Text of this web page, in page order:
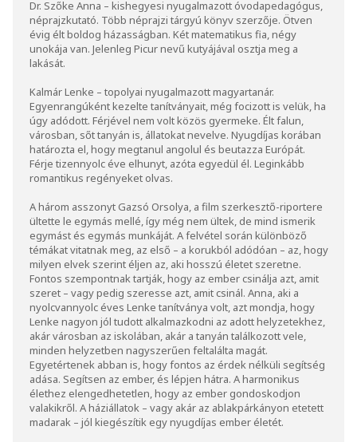
Dr. Szőke Anna – kishegyesi nyugalmazott óvodapedagógus,
néprajzkutató. Több néprajzi tárgyú könyv szerzője. Ötven
évig élt boldog házasságban. Két matematikus fia, négy
unokája van. Jelenleg Picur nevű kutyájával osztja meg a
lakását.
Kalmár Lenke – topolyai nyugalmazott magyartanár.
Egyenrangúként kezelte tanítványait, még focizott is velük, ha
úgy adódott. Férjével nem volt közös gyermeke. Élt falun,
városban, sőt tanyán is, állatokat nevelve. Nyugdíjas korában
határozta el, hogy megtanul angolul és beutazza Európát.
Férje tizennyolc éve elhunyt, azóta egyedül él. Leginkább
romantikus regényeket olvas.
A három asszonyt Gazsó Orsolya, a film szerkesztő-riportere
ültette le egymás mellé, így még nem ültek, de mind ismerik
egymást és egymás munkáját. A felvétel során különböző
témákat vitatnak meg, az első – a korukból adódóan – az, hogy
milyen elvek szerint éljen az, aki hosszú életet szeretne.
Fontos szempontnak tartják, hogy az ember csinálja azt, amit
szeret – vagy pedig szeresse azt, amit csinál. Anna, aki a
nyolcvannyolc éves Lenke tanítványa volt, azt mondja, hogy
Lenke nagyon jól tudott alkalmazkodni az adott helyzetekhez,
akár városban az iskolában, akár a tanyán találkozott vele,
minden helyzetben nagyszerűen feltalálta magát.
Egyetértenek abban is, hogy fontos az érdek nélküli segítség
adása. Segítsen az ember, és lépjen hátra. A harmonikus
élethez elengedhetetlen, hogy az ember gondoskodjon
valakikről. A háziállatok – vagy akár az ablakpárkányon etetett
madarak – jól kiegészítik egy nyugdíjas ember életét.